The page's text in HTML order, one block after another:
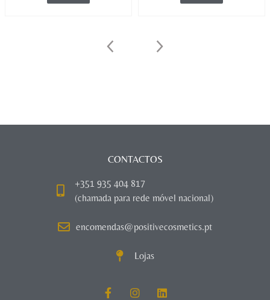
CONTACTOS
+351 935 404 817
(chamada para rede móvel nacional)
encomendas@positivecosmetics.pt
Lojas